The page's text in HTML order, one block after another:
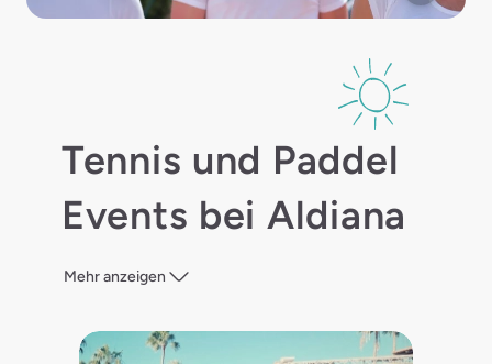
Tennis und Paddel
Events bei Aldiana
Mehr anzeigen